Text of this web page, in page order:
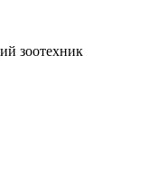
зоотехник